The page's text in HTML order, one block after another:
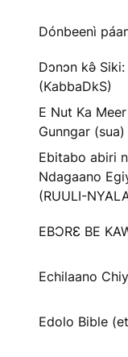
Dónbeenì
Dɔnɔn kə̂
(KabbaDkS)
E Nut Ka
Gunngar (sua)
Ebitabo abiri
Ndagaano
(RUULI-
EBƆRƐ BE
Echilaano
Edolo Bible